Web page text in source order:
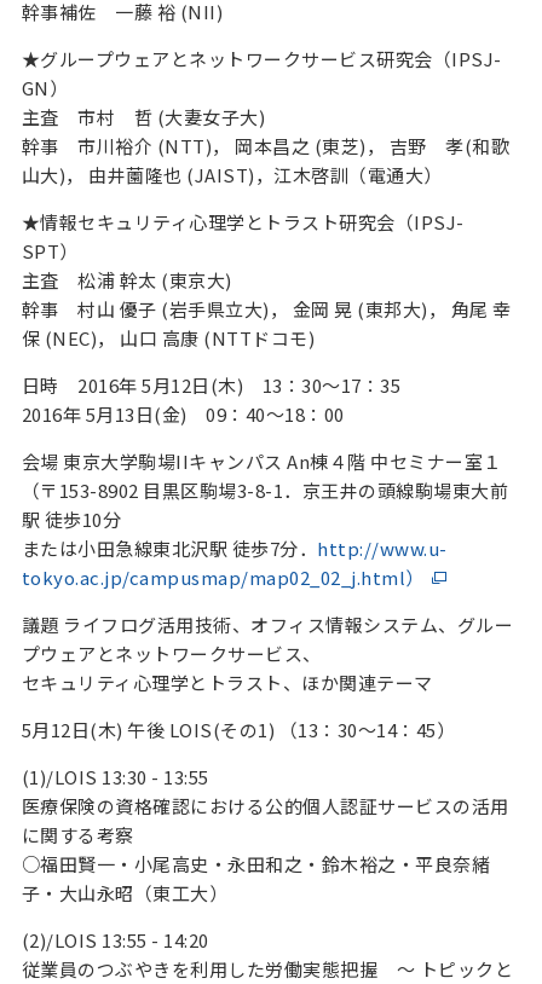
幹事補佐 一藤 裕 (NII)
★グループウェアとネットワークサービス研究会（IPSJ-
GN）
主査 市村 哲 (大妻女子大)
幹事 市川裕介 (NTT)， 岡本昌之 (東芝)， 吉野 孝(和歌
山大)， 由井薗隆也 (JAIST)，江木啓訓（電通大）
★情報セキュリティ心理学とトラスト研究会（IPSJ-
SPT）
主査 松浦 幹太 (東京大)
幹事 村山 優子 (岩手県立大)， 金岡 晃 (東邦大)， 角尾 幸
保 (NEC)， 山口 高康 (NTTドコモ)
日時 2016年 5月12日(木) 13：30～17：35
2016年 5月13日(金) 09：40～18：00
会場 東京大学駒場IIキャンパス An棟４階 中セミナー室１
（〒153-8902 目黒区駒場3-8-1．京王井の頭線駒場東大前
駅 徒歩10分
または小田急線東北沢駅 徒歩7分． http://www.u-
tokyo.ac.jp/campusmap/map02_02_j.html）
議題 ライフログ活用技術、オフィス情報システム、グルー
プウェアとネットワークサービス、
セキュリティ心理学とトラスト、ほか関連テーマ
5月12日(木) 午後 LOIS(その1) （13：30～14：45）
(1)/LOIS 13:30 - 13:55
医療保険の資格確認における公的個人認証サービスの活用
に関する考察
○福田賢一・小尾高史・永田和之・鈴木裕之・平良奈緒
子・大山永昭（東工大）
(2)/LOIS 13:55 - 14:20
従業員のつぶやきを利用した労働実態把握 ～ トピックと